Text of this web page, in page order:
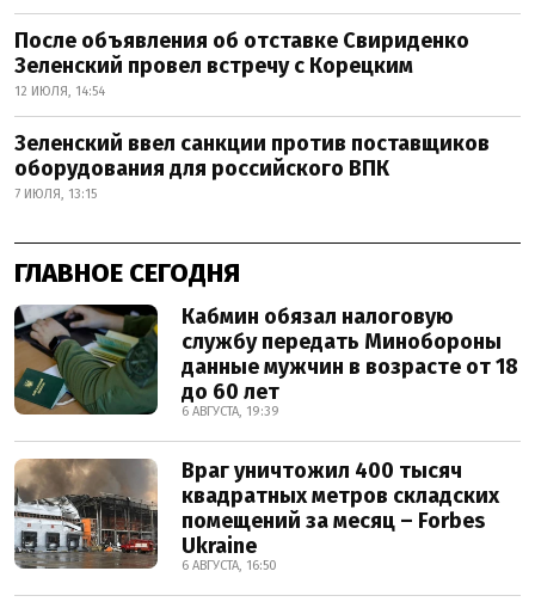
После объявления об отставке Свириденко
Зеленский провел встречу с Корецким
12 ИЮЛЯ, 14:54
Зеленский ввел санкции против поставщиков
оборудования для российского ВПК
7 ИЮЛЯ, 13:15
ГЛАВНОЕ СЕГОДНЯ
Кабмин обязал налоговую
службу передать Минобороны
данные мужчин в возрасте от 18
до 60 лет
6 АВГУСТА, 19:39
Враг уничтожил 400 тысяч
квадратных метров складских
помещений за месяц – Forbes
Ukraine
6 АВГУСТА, 16:50